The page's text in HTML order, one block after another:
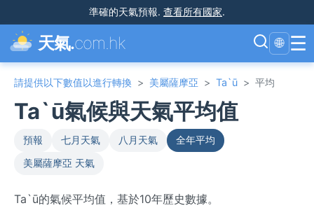
準確的天氣預報. 查看所有國家.
天氣.com.hk 🌐 ☰
請提供以下數值以進行轉換 > 美屬薩摩亞 > Ta`ū > 平均
Ta`ū氣候與天氣平均值
預報 七月天氣 八月天氣
全年平均
美屬薩摩亞 天氣
Ta`ū的氣候平均值，基於10年歷史數據。